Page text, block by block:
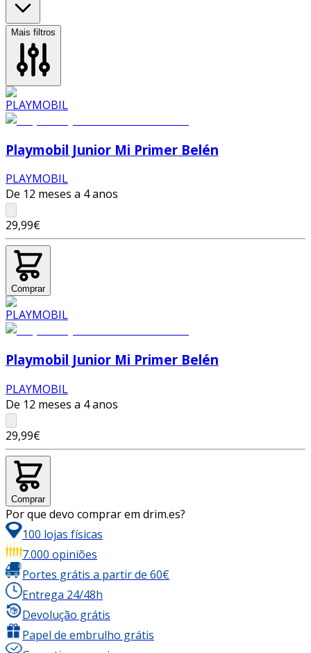
Mais filtros
Playmobil Junior Mi Primer Belén
PLAYMOBIL
De 12 meses a 4 anos
29,99€
Comprar
Playmobil Junior Mi Primer Belén
PLAYMOBIL
De 12 meses a 4 anos
29,99€
Comprar
Por que devo comprar em drim.es?
100 lojas físicas
7.000 opiniões
Portes grátis a partir de 60€
Entrega 24/48h
Devolução grátis
Papel de embrulho grátis